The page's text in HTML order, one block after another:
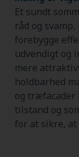
Et sundt
råd og
forebygge
udvendigt og
mere
holdbarhed
og træfacader
tilstand og
for at sikre,